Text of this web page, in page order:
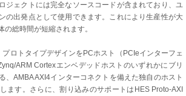
ジェクトには完全なソースコードが含まれており、ユ
の出発点として使用できます。これにより生産性が大
総時間が短縮されます。
ロトタイプデザインをPCホスト（PCIeインターフェ
ARM Cortexエンベデッドホストのいずれかにブリ
、AMBA AXI4インターコネクトを備えた独自のホスト
ます。さらに、割り込みのサポートはHES Proto-AXI